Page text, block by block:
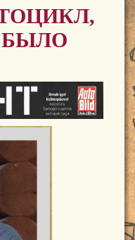
БЫЛО